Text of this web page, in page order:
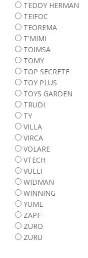
TEDDY HERMAN
TEIFOC
TEOREMA
T'MIMI
TOIMSA
TOMY
TOP SECRETE
TOY PLUS
TOYS GARDEN
TRUDI
TY
VILLA
VIRCA
VOLARE
VTECH
VULLI
WIDMAN
WINNING
YUME
ZAPF
ZURO
ZURU